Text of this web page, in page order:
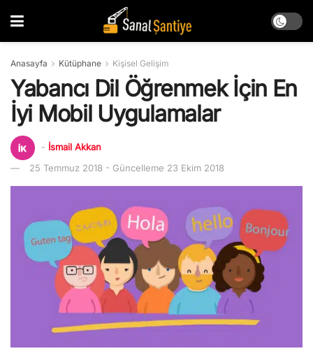
Anasayfa Kütüphane Kişisel Gelişim
Yabancı Dil Öğrenmek İçin En
İyi Mobil Uygulamalar
- İsmail Akkan
25 Temmuz 2018 - Güncelleme 23 Ekim 2018